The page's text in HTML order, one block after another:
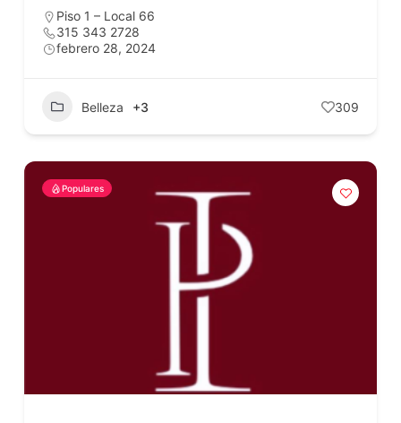
Piso 1 – Local 66
315 343 2728
febrero 28, 2024
Belleza +3 309
Populares